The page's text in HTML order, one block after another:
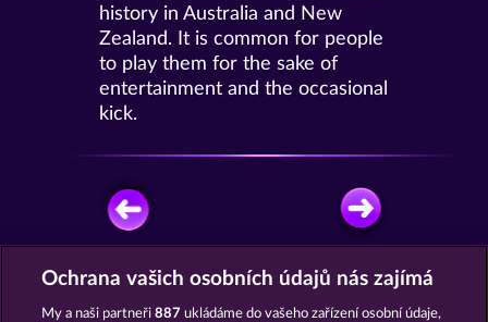
history in Australia and New
Zealand. It is common for people
to play them for the sake of
entertainment and the occasional
kick.
HRÁT ZDARMA
Ochrana vašich osobních údajů nás zajímá
My a naši partneři887 ukládáme do vašeho zařízení osobní údaje,